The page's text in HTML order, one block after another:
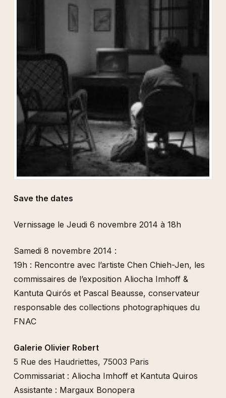
Save the dates
Vernissage le Jeudi 6 novembre 2014 à 18h
Samedi 8 novembre 2014 :
19h : Rencontre avec l’artiste Chen Chieh-Jen, les
commissaires de l’exposition Aliocha Imhoff &
Kantuta Quirós et Pascal Beausse, conservateur
responsable des collections photographiques du
FNAC
Galerie Olivier Robert
5 Rue des Haudriettes, 75003 Paris
Commissariat : Aliocha Imhoff et Kantuta Quiros
Assistante : Margaux Bonopera